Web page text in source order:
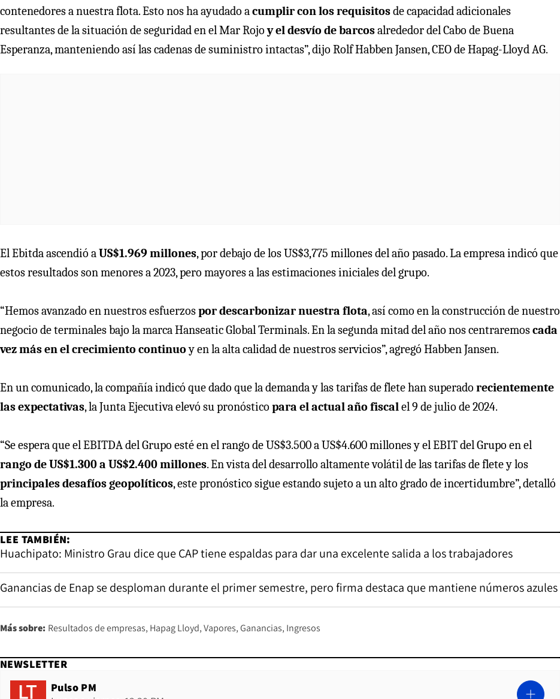
contenedores a nuestra flota. Esto nos ha ayudado acumplir con los requisitosde capacidad adicionales
resultantes de la situación de seguridad en el Mar Rojoy el desvío de barcosalrededor del Cabo de Buena
Esperanza, manteniendo así las cadenas de suministro intactas”, dijo Rolf Habben Jansen, CEO de Hapag-Lloyd AG.
El Ebitda ascendió aUS$1.969 millones, por debajo de los US$3,775 millones del año pasado. La empresa indicó que
estos resultados son menores a 2023, pero mayores a las estimaciones iniciales del grupo.
“Hemos avanzado en nuestros esfuerzospor descarbonizar nuestra flota, así como en la construcción de nuestro
negocio de terminales bajo la marca Hanseatic Global Terminals. En la segunda mitad del año nos centraremoscada
vez más en el crecimiento continuoy en la alta calidad de nuestros servicios”, agregó Habben Jansen.
En un comunicado, la compañía indicó que dado que la demanda y las tarifas de flete han superado recientemente
las expectativas, la Junta Ejecutiva elevó su pronóstico para el actual año fiscalel 9 de julio de 2024.
“Se espera que el EBITDA del Grupo esté en el rango de US$3.500 a US$4.600 millones y el EBIT del Grupo en el
rango de US$1.300 a US$2.400 millones. En vista del desarrollo altamente volátil de las tarifas de flete y los
principales desafíos geopolíticos, este pronóstico sigue estando sujeto a un alto grado de incertidumbre”, detalló
la empresa.
LEE TAMBIÉN:
Huachipato: Ministro Grau dice que CAP tiene espaldas para dar una excelente salida a los trabajadores
Ganancias de Enap se desploman durante el primer semestre, pero firma destaca que mantiene números azules
Más sobre: Resultados de empresas Hapag Lloyd Vapores Ganancias Ingresos
NEWSLETTER
Pulso PM